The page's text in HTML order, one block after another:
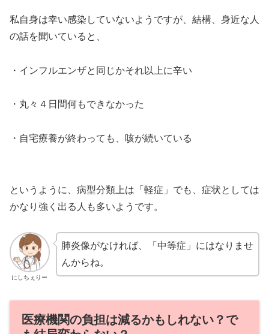
私自身は幸い感染していないようですが、結構、身近な人
の話を聞いていると、
・インフルエンザと同じかそれ以上に辛い
・丸々４日間何もできなかった
・自宅療養が終わっても、咳が続いている
というように、病型分類上は「軽症」でも、症状としては
かなり強く出る人も多いようです。
にしちぇりー
肺炎像がなければ、「中等症」にはなりませ
んからね。
医療機関の負担は減るかもしれない？で